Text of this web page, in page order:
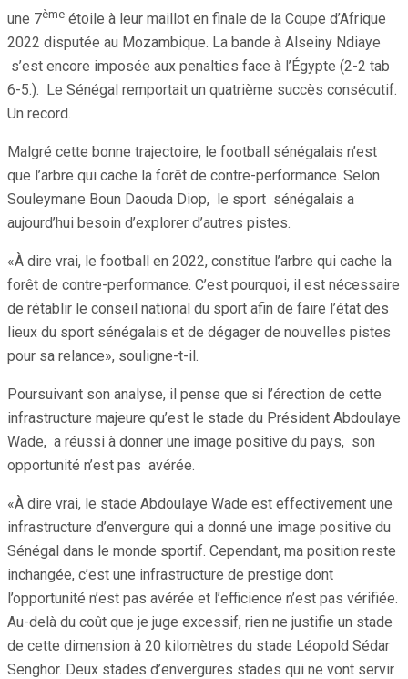
une 7ème étoile à leur maillot en finale de la Coupe d’Afrique
2022 disputée au Mozambique. La bande à Alseiny Ndiaye
s’est encore imposée aux penalties face à l’Égypte (2-2 tab
6-5.). Le Sénégal remportait un quatrième succès consécutif.
Un record.
Malgré cette bonne trajectoire, le football sénégalais n’est
que l’arbre qui cache la forêt de contre-performance. Selon
Souleymane Boun Daouda Diop, le sport sénégalais a
aujourd’hui besoin d’explorer d’autres pistes.
«À dire vrai, le football en 2022, constitue l’arbre qui cache la
forêt de contre-performance. C’est pourquoi, il est nécessaire
de rétablir le conseil national du sport afin de faire l’état des
lieux du sport sénégalais et de dégager de nouvelles pistes
pour sa relance», souligne-t-il.
Poursuivant son analyse, il pense que si l’érection de cette
infrastructure majeure qu’est le stade du Président Abdoulaye
Wade, a réussi à donner une image positive du pays, son
opportunité n’est pas avérée.
«À dire vrai, le stade Abdoulaye Wade est effectivement une
infrastructure d’envergure qui a donné une image positive du
Sénégal dans le monde sportif. Cependant, ma position reste
inchangée, c’est une infrastructure de prestige dont
l’opportunité n’est pas avérée et l’efficience n’est pas vérifiée.
Au-delà du coût que je juge excessif, rien ne justifie un stade
de cette dimension à 20 kilomètres du stade Léopold Sédar
Senghor. Deux stades d’envergures stades qui ne vont servir